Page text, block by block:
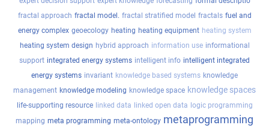
fractal approach fractal model. fractal stratified model fractals fuel and
energy complex geoecology heating heating equipment heating system
heating system design hybrid approach information use informational
support integrated energy systems intelligent info intelligent integrated
energy systems invariant knowledge based systems knowledge
management knowledge modeling knowledge space knowledge spaces
life-supporting resource linked data linked open data logic programming
mapping meta programming meta-ontology metaprogramming